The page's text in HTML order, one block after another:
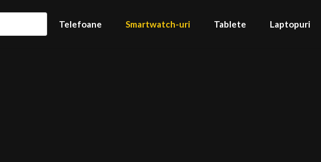
Telefoane Smartwatch-uri Tablete Laptopuri